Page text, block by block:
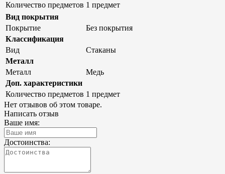
Количество предметов 1 предмет
Вид покрытия
Покрытие
Без покрытия
Классификация
Вид
Стаканы
Металл
Металл
Медь
Доп. характеристики
Количество предметов 1 предмет
Нет отзывов об этом товаре.
Написать отзыв
Ваше имя:
Достоинства: